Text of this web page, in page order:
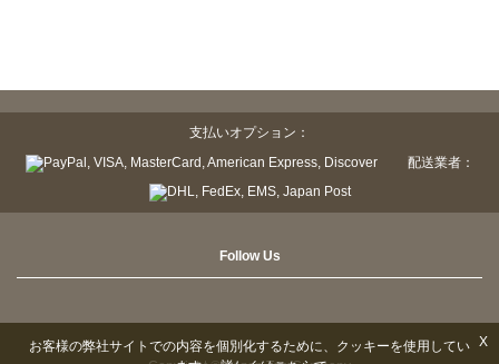
支払いオプション：
配送業者：
Follow Us
X
お客様の弊社サイトでの内容を個別化するために、クッキーを使用してい